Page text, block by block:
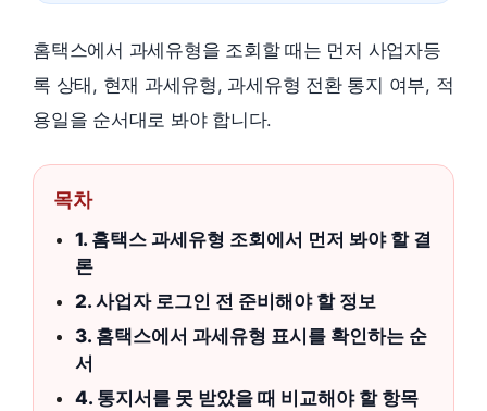
홈택스에서 과세유형을 조회할 때는 먼저 사업자등
록 상태, 현재 과세유형, 과세유형 전환 통지 여부, 적
용일을 순서대로 봐야 합니다.
목차
1. 홈택스 과세유형 조회에서 먼저 봐야 할 결
론
2. 사업자 로그인 전 준비해야 할 정보
3. 홈택스에서 과세유형 표시를 확인하는 순
서
4. 통지서를 못 받았을 때 비교해야 할 항목